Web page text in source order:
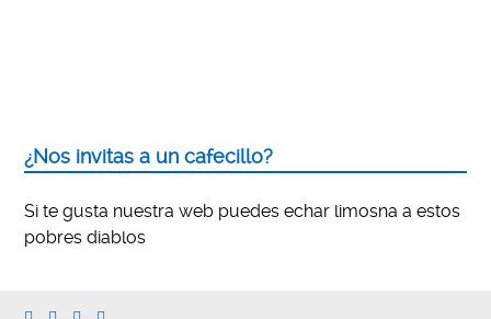
¿Nos invitas a un cafecillo?
Si te gusta nuestra web puedes echar limosna a estos
pobres diablos